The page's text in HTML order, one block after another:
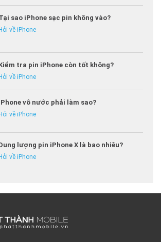
sao iPhone sạc pin không vào?
Hỏi về iPhone
tra pin iPhone còn tốt không?
Hỏi về iPhone
vô nước phải làm sao?
về iPhone
lượng pin iPhone X là bao nhiêu?
về iPhone